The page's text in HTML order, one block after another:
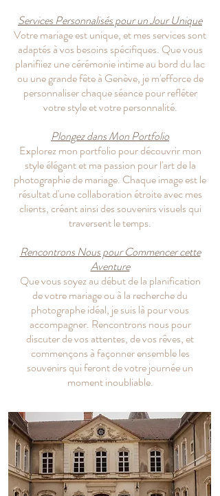
Services Personnalisés pour un Jour Unique
Votre mariage est unique, et mes services sont
adaptés à vos besoins spécifiques. Que vous
planifiiez une cérémonie intime au bord du lac
ou une grande fête à Genève, je m'efforce de
personnaliser chaque séance pour refléter
votre style et votre personnalité.
Plongez dans Mon Portfolio
Explorez mon portfolio pour découvrir mon
style élégant et ma passion pour l'art de la
photographie de mariage. Chaque image est le
résultat d'une collaboration étroite avec mes
clients, créant ainsi des souvenirs visuels qui
traversent le temps.
Rencontrons Nous pour Commencer cette
Aventure
Que vous soyez au début de la planification
de votre mariage ou à la recherche du
photographe idéal, je suis là pour vous
accompagner. Rencontrons nous pour
discuter de vos attentes, de vos rêves, et
commençons à façonner ensemble les
souvenirs qui feront de votre journée un
moment inoubliable.